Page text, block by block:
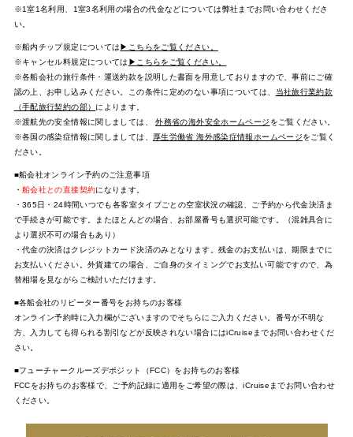
※1室1名利用、1室3名利用の場合の代金などについては弊社までお問い合わせくださ
い。
※船内チップ規定については▶こちらをご覧ください。
※キャンセル料規定については ▶こちらをご覧ください。
※各船会社の旅行条件・運送約款を説明した書面を用意しておりますので、事前にご確
認の上、お申し込みください。この条件に定めのない事項については、
当社旅行業約款
（手配旅行契約の部） によります。
※渡航先の安全情報に関しましては、外務省の海外安全ホームページ をご覧ください。
※各国の感染症情報に関しましては、
厚生労働省 海外感染症情報ホームページをご覧く
ださい。
■船会社オンライン予約のご注意事項
・ 船会社との直接契約になります。
・365日・24時間いつでも各客室タイプごとの空室状況の確認、ご予約から代金決済ま
で手続きが可能です。またほとんどの場合、お部屋番号も選択可能です。（混雑具合に
より選択不可の場合もあり）
・代金の決済はクレジットカード決済のみとなります。残金のお支払いは、期限までに
お支払いください。外貨建ての場合、ご自身のタイミングでお支払い可能ですので、為
替相場を見ながらご検討いただけます。
■各船会社のリピーター番号をお持ちのお客様
オンライン予約時に入力欄がございますのでそちらにご入力ください。番号が不明な
方、入力しても得られる割引などが反映されない場合にはiCruiseまでお問い合わせくだ
さい。
■フューチャークルーズデポジット（FCC）をお持ちのお客様
FCCをお持ちのお客様で、ご予約記録に適用をご希望の際は、iCruiseまでお問い合わせ
ください。